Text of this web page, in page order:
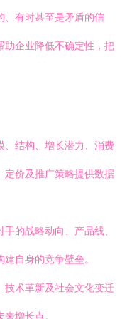
、有时甚至是矛盾的信
助企业降低不确定性，把
、结构、增长潜力、消费
定价及推广策略提供数据
的战略动向、产品线、
自身的竞争壁垒。
技术革新及社会文化变迁
增长点。